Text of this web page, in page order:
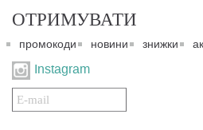
ОТРИМУВАТИ
промокоди новини знижки
Instagram
Подписаться
на